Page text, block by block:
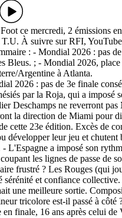
ce mercredi, 2 émissions
À suivre sur RFI,
: - Mondial 2026 : pas
Bleus. ; - Mondial 2026,
Argentine à Atlanta.
2026 : pas de 3e finale
par la Roja, qui a imposé
Deschamps ne reverront
la direction de Miami pour
cette 23e édition. Excès de
développer leur jeu et chutent
- L'Espagne a imposé son
les lignes de passe de
frustré ? Les Rouges (qui
sérénité et confiance
une meilleure sortie.
tricolore est-il passé à côté
en finale, 16 ans après celui de